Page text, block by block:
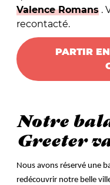
Valence Romans.
recontacté.
PARTIR
Notre
Greeter
Nous avons réservé une
redécouvrir notre belle